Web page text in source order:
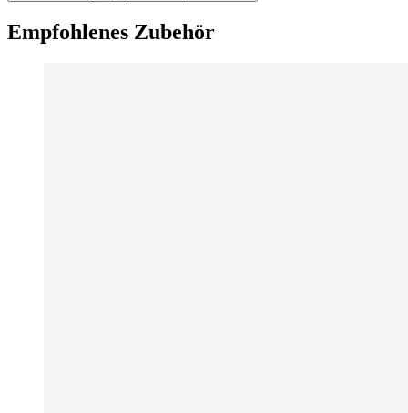
Empfohlenes Zubehör